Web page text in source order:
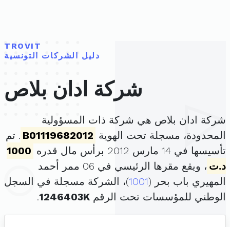
TROVIT
دليل الشركات التونسية
شركة ادان بلاص
شركة ادان بلاص هي شركة ذات المسؤولية
المحدودة، مسجلة تحت الهوية B01119682012 . تم
تأسيسها في 14 مارس 2012 برأس مال قدره
1000
د.ت
، ويقع مقرها الرئيسي في 06 ممر أحمد
المهيري باب بحر (1001)، الشركة مسجلة في السجل
الوطني للمؤسسات تحت الرقم 1246403K
.